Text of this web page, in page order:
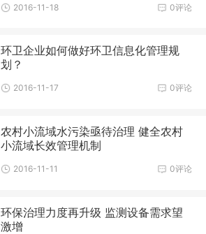
0评论
2016-11-18
环卫企业如何做好环卫信息化管理规
划？
0评论
2016-11-17
农村小流域水污染亟待治理 健全农村
小流域长效管理机制
0评论
2016-11-11
环保治理力度再升级 监测设备需求望
激增